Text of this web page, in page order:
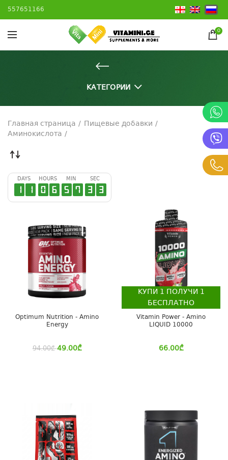
557651166
0
КАТЕГОРИИ
Главная страница
Пищевые добавки
Аминокислота
DAYS
1 1
HOURS
0 6
MIN
5 7
SEC
3 2
Optimum Nutrition - Amino
Energy
94.00₾ 49.00₾
КУПИ 1 ПОЛУЧИ 1
БЕСПЛАТНО
Vitamin Power - Amino
LIQUID 10000
66.00₾